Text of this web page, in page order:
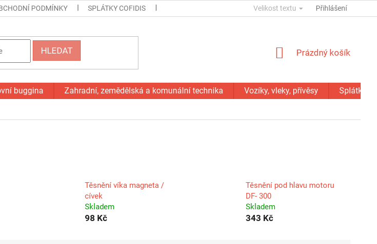
PODMÍNKY SPLÁTKY COFIDIS GDPR SERVIS - OPRAVY
Velikost textu Přihlášení
HLEDAT
NÁKUPNÍ
Prázdný košík
buggina Zahradní, zemědělská a komunální technika Vozíky, vleky, přívěsy Splátky
Těsnění víka magneta /
cívek
Skladem
98 Kč
Těsnění pod hlavu motoru
DF- 300
Skladem
343 Kč